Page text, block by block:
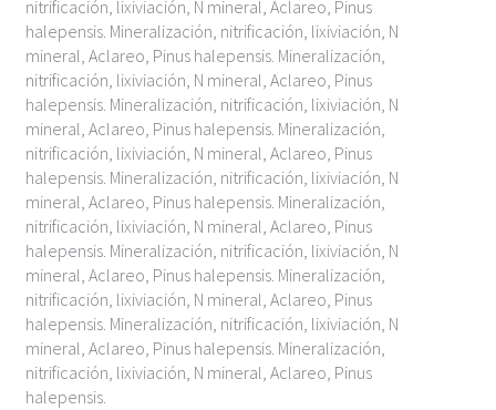
nitrificación, lixiviación, N mineral, Aclareo, Pinus
halepensis. Mineralización, nitrificación, lixiviación, N
mineral, Aclareo, Pinus halepensis. Mineralización,
nitrificación, lixiviación, N mineral, Aclareo, Pinus
halepensis. Mineralización, nitrificación, lixiviación, N
mineral, Aclareo, Pinus halepensis. Mineralización,
nitrificación, lixiviación, N mineral, Aclareo, Pinus
halepensis. Mineralización, nitrificación, lixiviación, N
mineral, Aclareo, Pinus halepensis. Mineralización,
nitrificación, lixiviación, N mineral, Aclareo, Pinus
halepensis. Mineralización, nitrificación, lixiviación, N
mineral, Aclareo, Pinus halepensis. Mineralización,
nitrificación, lixiviación, N mineral, Aclareo, Pinus
halepensis. Mineralización, nitrificación, lixiviación, N
mineral, Aclareo, Pinus halepensis. Mineralización,
nitrificación, lixiviación, N mineral, Aclareo, Pinus
halepensis.